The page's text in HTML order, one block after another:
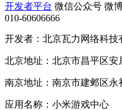
开发者平台 微信公众号 微
010-60606666
开发者：北京瓦力网络科技
北京地址：北京市昌平区安
南京地址：南京市建邺区永
应用名称：小米游戏中心